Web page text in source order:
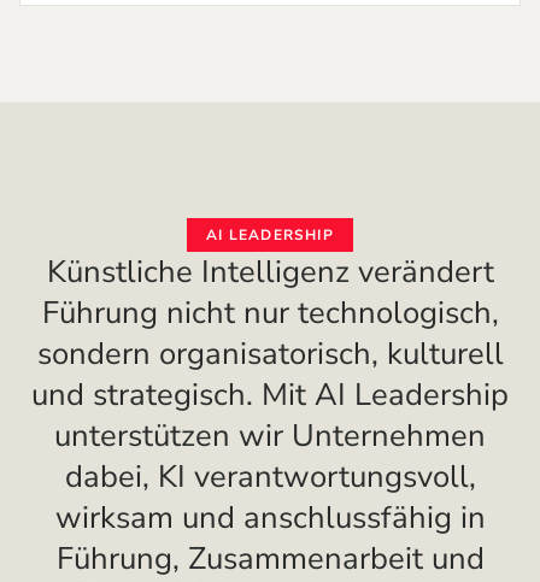
AI LEADERSHIP
Künstliche Intelligenz verändert
Führung nicht nur technologisch,
sondern organisatorisch, kulturell
und strategisch. Mit AI Leadership
unterstützen wir Unternehmen
dabei, KI verantwortungsvoll,
wirksam und anschlussfähig in
Führung, Zusammenarbeit und